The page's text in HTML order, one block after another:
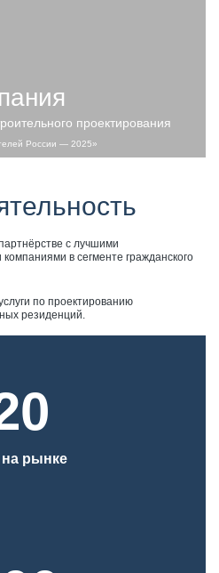
проектирования
России — 2025»
с лучшими
в сегменте гражданского
по проектированию
резиденций.
на рынке
в Санкт-Петербурге
в Нижнем Новгороде